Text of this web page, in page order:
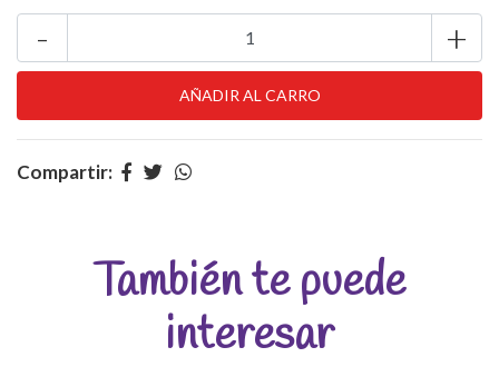
+
-
Compartir:
También te puede
interesar